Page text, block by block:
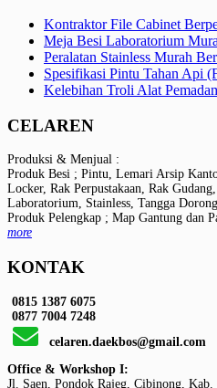
Kontraktor File Cabinet
Meja Besi Laboratorium
Peralatan Stainless Murah
Spesifikasi Pintu Tahan Api
Kelebihan Troli Alat
CELAREN
Produksi & Menjual :
Produk Besi ; Pintu, Lemari Arsip
Locker, Rak Perpustakaan, Rak
Laboratorium, Stainless, Tangga
Produk Pelengkap ; Map Gantung dan
more
KONTAK
0815 1387 6075
0877 7004 7248
celaren.daekbos@gmail.com
Office & Workshop I:
Jl. Saen, Pondok Rajeg, Cibinong, Kab.